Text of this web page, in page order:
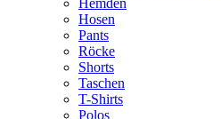
Hemden
Hosen
Pants
Röcke
Shorts
Taschen
T-Shirts
Polos